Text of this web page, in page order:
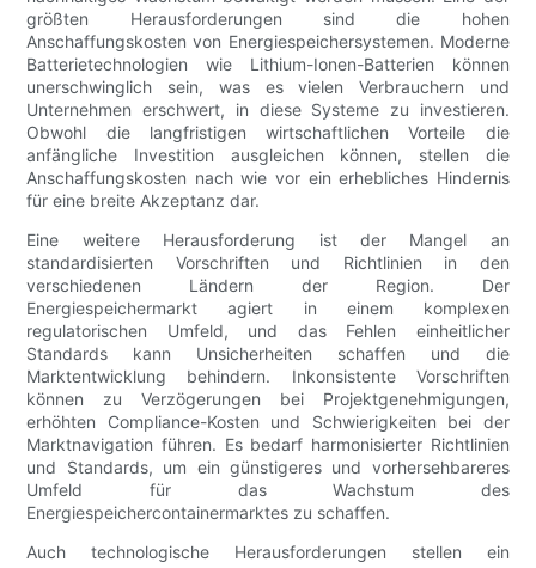
größten Herausforderungen sind die hohen
Anschaffungskosten von Energiespeichersystemen. Moderne
Batterietechnologien wie Lithium-Ionen-Batterien können
unerschwinglich sein, was es vielen Verbrauchern und
Unternehmen erschwert, in diese Systeme zu investieren.
Obwohl die langfristigen wirtschaftlichen Vorteile die
anfängliche Investition ausgleichen können, stellen die
Anschaffungskosten nach wie vor ein erhebliches Hindernis
für eine breite Akzeptanz dar.
Eine weitere Herausforderung ist der Mangel an
standardisierten Vorschriften und Richtlinien in den
verschiedenen Ländern der Region. Der
Energiespeichermarkt agiert in einem komplexen
regulatorischen Umfeld, und das Fehlen einheitlicher
Standards kann Unsicherheiten schaffen und die
Marktentwicklung behindern. Inkonsistente Vorschriften
können zu Verzögerungen bei Projektgenehmigungen,
erhöhten Compliance-Kosten und Schwierigkeiten bei der
Marktnavigation führen. Es bedarf harmonisierter Richtlinien
und Standards, um ein günstigeres und vorhersehbareres
Umfeld für das Wachstum des
Energiespeichercontainermarktes zu schaffen.
Auch technologische Herausforderungen stellen ein